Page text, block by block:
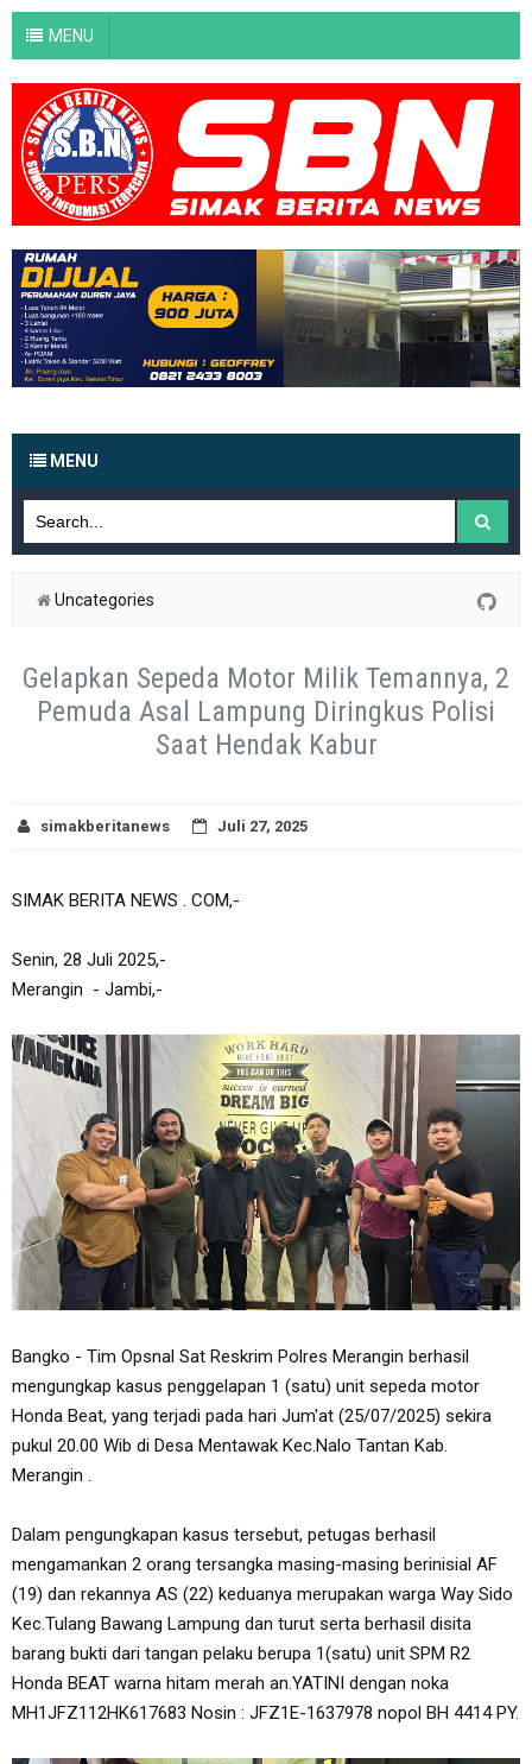
MENU
MENU
Uncategories
Gelapkan Sepeda Motor Milik Temannya, 2
Pemuda Asal Lampung Diringkus Polisi
Saat Hendak Kabur
simakberitanews Juli 27, 2025
SIMAK BERITA NEWS . COM,-
Senin, 28 Juli 2025,-
Merangin - Jambi,-
Bangko - Tim Opsnal Sat Reskrim Polres Merangin berhasil
mengungkap kasus penggelapan 1 (satu) unit sepeda motor
Honda Beat, yang terjadi pada hari Jum'at (25/07/2025) sekira
pukul 20.00 Wib di Desa Mentawak Kec.Nalo Tantan Kab.
Merangin .
Dalam pengungkapan kasus tersebut, petugas berhasil
mengamankan 2 orang tersangka masing-masing berinisial AF
(19) dan rekannya AS (22) keduanya merupakan warga Way Sido
Kec.Tulang Bawang Lampung dan turut serta berhasil disita
barang bukti dari tangan pelaku berupa 1(satu) unit SPM R2
Honda BEAT warna hitam merah an.YATINI dengan noka
MH1JFZ112HK617683 Nosin : JFZ1E-1637978 nopol BH 4414 PY.